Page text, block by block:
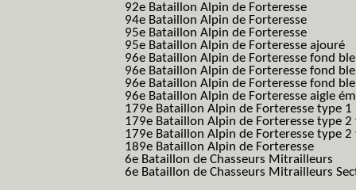
92e Bataillon Alpin de Forteresse
94e Bataillon Alpin de Forteresse
95e Bataillon Alpin de Forteresse
95e Bataillon Alpin de Forteresse ajouré
96e Bataillon Alpin de Forteresse fond
96e Bataillon Alpin de Forteresse fond
96e Bataillon Alpin de Forteresse fond
96e Bataillon Alpin de Forteresse aigle
179e Bataillon Alpin de Forteresse type 1
179e Bataillon Alpin de Forteresse type
179e Bataillon Alpin de Forteresse type
189e Bataillon Alpin de Forteresse
6e Bataillon de Chasseurs Mitrailleurs
6e Bataillon de Chasseurs Mitrailleurs